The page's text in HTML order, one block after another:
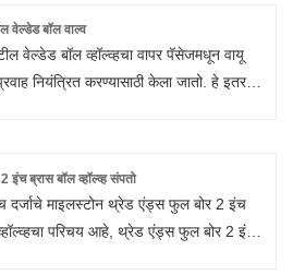
प्रमाणात वापरले जाते.
वेल्डेड बॉल वाल्व
वेल्डेड बॉल व्हॉल्व्हचा वापर पॅसेजमधून वायू
नियंत्रित करण्यासाठी केला जातो. हे इतर
इंच ब्रास बॉल व्हॉल्व्ह संपतो
दर्जाचे माइलस्टोन थ्रेड एंड्स फुल बोर 2 इंच
परिचय आहे, थ्रेड एंड्स फुल बोर 2 इंच